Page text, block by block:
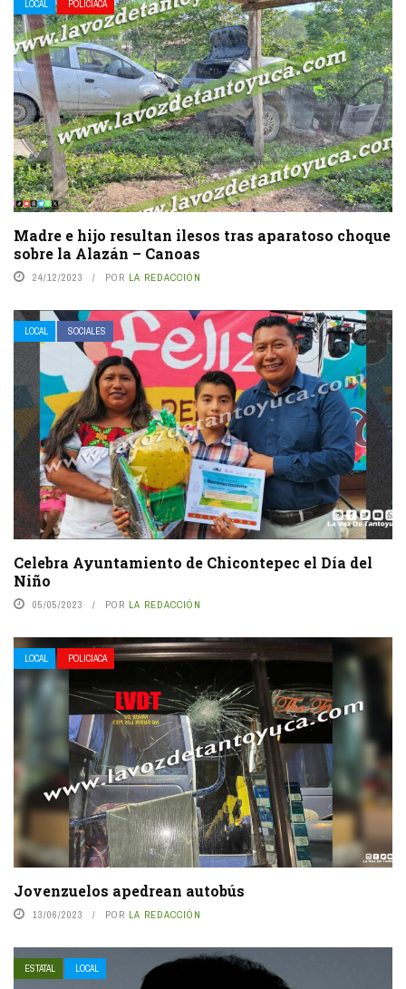
LOCAL POLICIACA
Madre e hijo resultan ilesos tras aparatoso choque
sobre la Alazán – Canoas
24/12/2023 POR LA REDACCIÓN
LOCAL SOCIALES
Celebra Ayuntamiento de Chicontepec el Día del
Niño
05/05/2023 POR LA REDACCIÓN
LOCAL POLICIACA
Jovenzuelos apedrean autobús
13/06/2023 POR LA REDACCIÓN
ESTATAL LOCAL